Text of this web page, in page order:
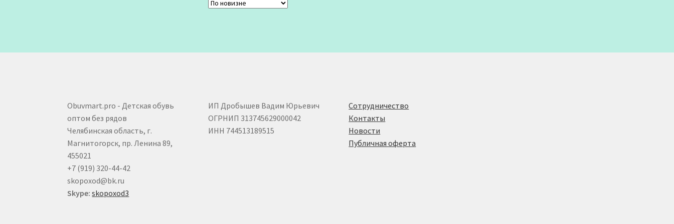
Obuvmart.pro - Детская обувь
оптом без рядов
Челябинская область, г.
Магнитогорск, пр. Ленина 89,
455021
+7 (919) 320-44-42
skopoxod@bk.ru
Skype: skopoxod3
ИП Дробышев Вадим Юрьевич
ОГРНИП 313745629000042
ИНН 744513189515
Сотрудничество
Контакты
Новости
Публичная оферта